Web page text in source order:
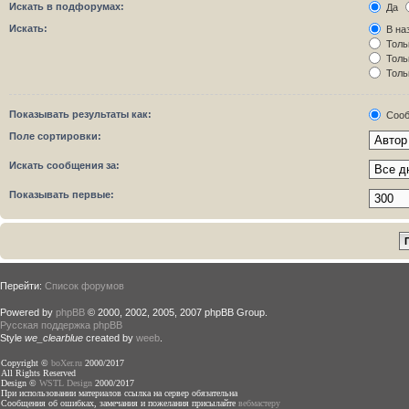
Искать в подфорумах:
Да
Искать:
В
Показывать результаты как:
Поле сортировки:
Искать сообщения за:
Показывать первые:
Перейти: Список форумов
Powered by phpBB © 2000, 2002, 2005, 2007 phpBB Group.
Русская поддержка phpBB
Style we_clearblue created by weeb
Copyright © boXer.ru 2000/2017
All Rights Reserved
Design © WSTL Design 2000/2017
При использовании материалов ссылка на сервер обязательна
Сообщения об ошибках, замечания и пожелания присылайте вебмастеру